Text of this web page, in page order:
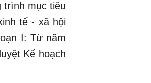
trình mục tiêu
tế - xã hội
I: Từ năm
Kế hoạch